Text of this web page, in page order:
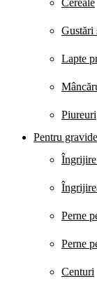
Cereale
Gustări
Lapte
Piureuri
Pentru
Perne
Perne
Centuri